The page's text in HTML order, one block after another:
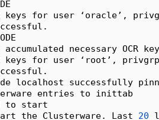
keys for user ‘oracle’,
necessary OCR
keys for user ‘root’,
localhost successfully
entries to inittab
to start
the Clusterware. Last 20